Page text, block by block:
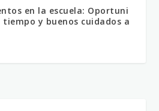
en la escuela: Oportuni
y buenos cuidados a